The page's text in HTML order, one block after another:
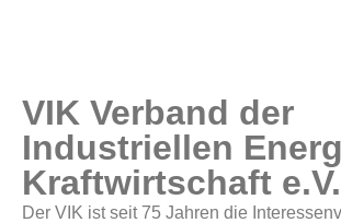
VIK Verband der
Industriellen
Kraftwirtschaft e.V.
Der VIK ist seit 75 Jahren die